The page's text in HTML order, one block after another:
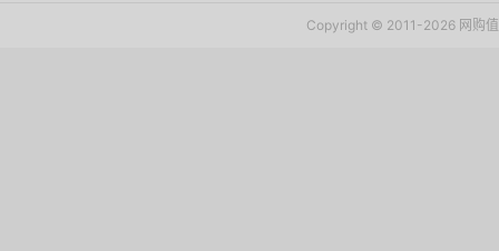
Copyright © 2011-2026 网购